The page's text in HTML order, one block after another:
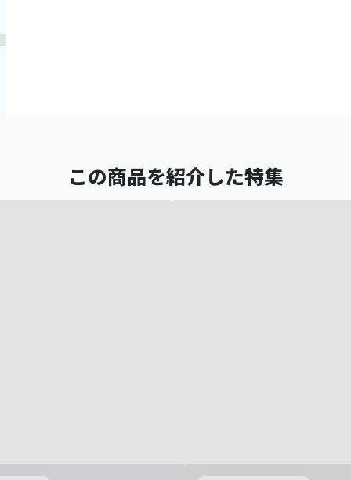
この商品を紹介した特集